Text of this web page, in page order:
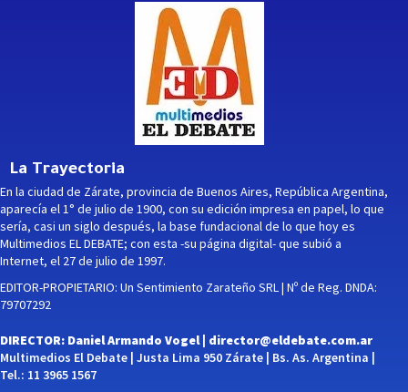
La Trayectoria
En la ciudad de Zárate, provincia de Buenos Aires, República Argentina,
aparecía el 1° de julio de 1900, con su edición impresa en papel, lo que
sería, casi un siglo después, la base fundacional de lo que hoy es
Multimedios EL DEBATE; con esta -su página digital- que subió a
Internet, el 27 de julio de 1997.
EDITOR-PROPIETARIO: Un Sentimiento Zarateño SRL | Nº de Reg. DNDA:
79707292
DIRECTOR: Daniel Armando Vogel | director@eldebate.com.ar
Multimedios El Debate | Justa Lima 950 Zárate | Bs. As. Argentina |
Tel.: 11 3965 1567